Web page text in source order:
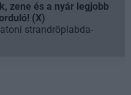
zene és a nyár legjobb
(X)
strandröplabda-